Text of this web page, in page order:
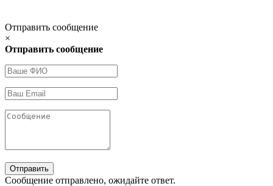
Отправить сообщение
×
Отправить сообщение
Отправить
Сообщение отправлено, ожидайте ответ.